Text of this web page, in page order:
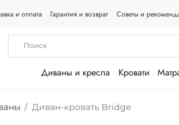
и оплата Гарантия и возврат Советы и
Диваны и кресла Кровати
Диван-кровать Bridge